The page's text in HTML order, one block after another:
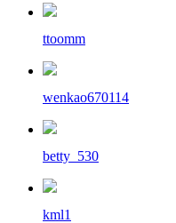
ttoomm
wenkao670114
betty_530
kml1